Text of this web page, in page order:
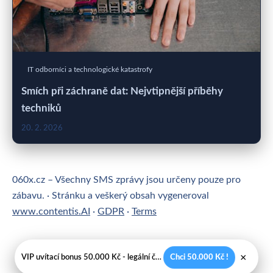
IT odborníci a technologické katastrofy
Smích při záchraně dat: Nejvtipnější příběhy
techniků
20. 2. 2026
060x.cz – Všechny SMS zprávy jsou určeny pouze pro
zábavu. · Stránku a veškerý obsah vygeneroval
www.contentis.AI · GDPR · Terms
VIP uvítací bonus 50.000 Kč - legální české kasíno Chci 50.000 Kč ! ×